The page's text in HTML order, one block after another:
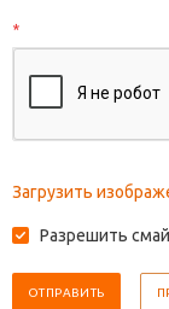
*
Загрузить
Разрешить